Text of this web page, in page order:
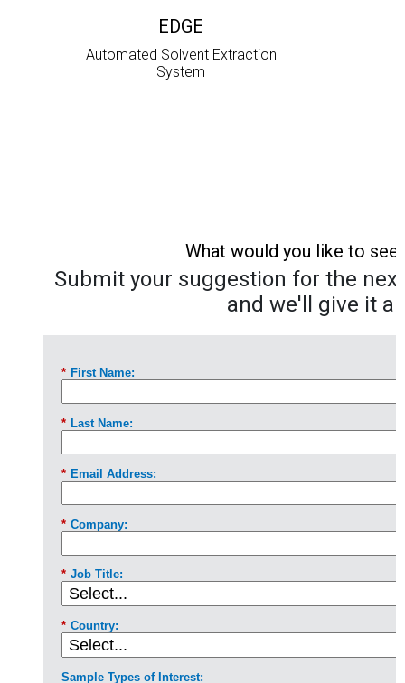
EDGE
Automated Solvent Extraction
System
What would you like to
Submit your suggestion for the
and we'll give it a